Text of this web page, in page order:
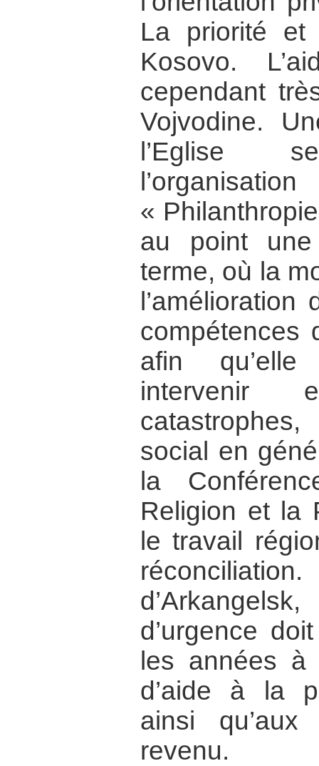
La priorité et
Kosovo.
cependant
Vojvodine.
l’Eglise
«
au point
terme, où la
compétences
afin qu’elle
intervenir
social en
la
Religion et la
le travail
d’urgence
les années à
d’aide à la
ainsi
revenu.